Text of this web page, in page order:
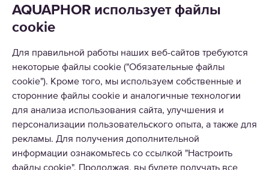
AQUAPHOR использует файлы
cookie
Для правильной работы наших веб-сайтов требуются
некоторые файлы cookie ("Обязательные файлы
cookie"). Кроме того, мы используем собственные и
сторонние файлы cookie и аналогичные технологии
для анализа использования сайта, улучшения и
персонализации пользовательского опыта, а также для
рекламы. Для получения дополнительной
информации ознакомьтесь со ссылкой "Настроить
КАТАЛОГ
О НАС